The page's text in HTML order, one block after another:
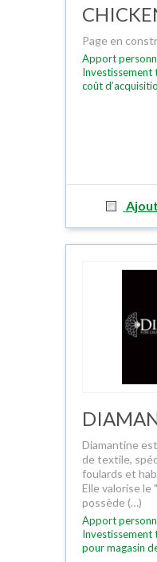
Page en
Apport
coût
Diamantine
de textile,
foulards et
Elle valorise le
possède (…)
Apport
Investissement
pour magasin